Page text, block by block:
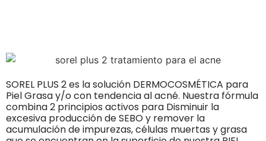
SOREL PLUS 2 es la solución DERMOCOSMÉTICA para
Piel Grasa y/o con tendencia al acné. Nuestra fórmula
combina 2 principios activos para Disminuir la
excesiva producción de SEBO y remover la
acumulación de impurezas, células muertas y grasa